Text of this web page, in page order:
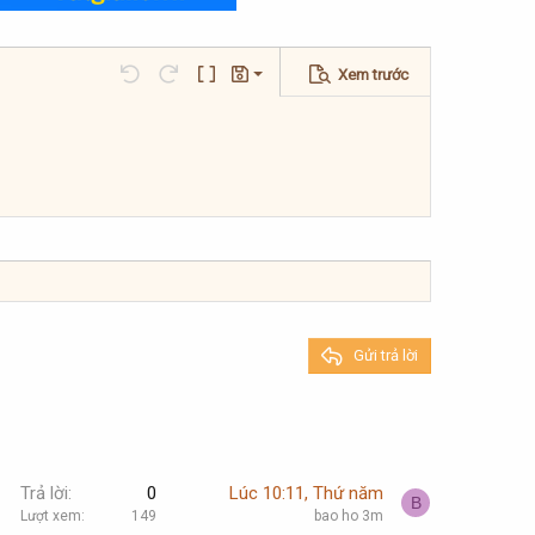
Undo Redo Toggle BB code
Bản thảo
Lưu nháp
Xem trước
Gửi trả lời
Trả lời 0
Lượt xem 149
Lúc 10:11, Thứ năm
bao ho 3m
B